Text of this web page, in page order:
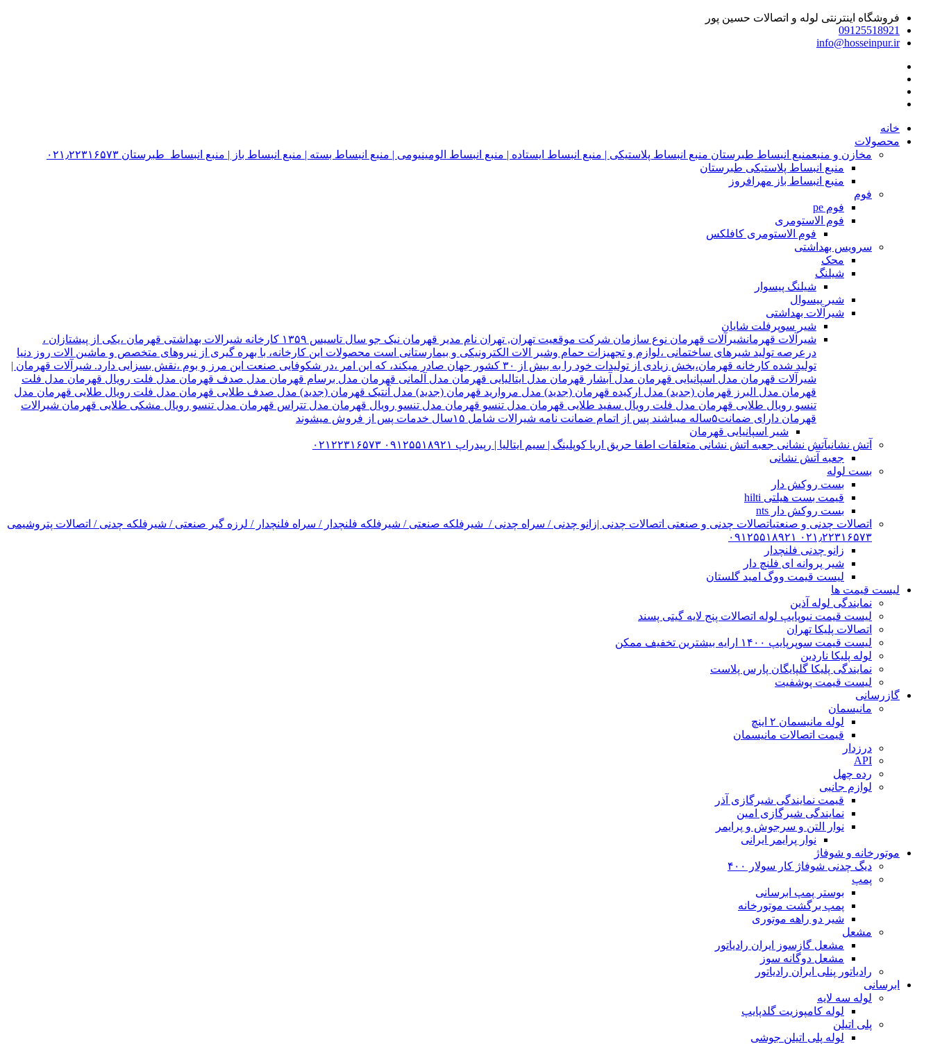
فروشگاه اینترنتی لوله و اتصالات حسین پور
09125518921
info@hosseinpur.ir
خانه
محصولات
مخازن و منبعمنبع انبساط طبرستان منبع انبساط پلاستیکی | منبع انبساط ایستاده | منبع انبساط الومینیومی | منبع انبساط بسته | منبع انبساط باز | منبع انبساط طبرستان ۰۲۱٫۲۲۳۱۶۵۷۳
منبع انبساط پلاستیکی طبرستان
منبع انبساط باز مهرافروز
فوم
فوم pe
فوم الاستومری
فوم الاستومری کافلکس
سرویس بهداشتی
محک
شیلنگ
شیلنگ پیسوار
شیر پیسوال
شیرآلات بهداشتی
شیر سوپرفلت شایان
شیرآلات قهرمان
شیرآلات قهرمان نوع سازمان شرکت موقعیت تهران, تهران نام مدیر قهرمان نیک جو سال تاسیس ۱۳۵۹ کارخانه شیرالات بهداشتی قهرمان ،یکی از پیشتازان ،
درعرصه تولید شیرهای ساختمانی ،لوازم و تجهیزات حمام وشیر الات الکترونیکی و بیمارستانی است محصولات این کارخانه، با بهره گیری از نیروهای متخصص و ماشین الات روز دنیا
تولید شده کارخانه قهرمان،بخش زیادی از تولیدات خود را به بیش از ۳۰ کشور جهان صادر میکند، که این امر ،در شکوفایی صنعت این مرز و بوم ،نقش بسزایی دارد. شیرآلات قهرمان |
شیرآلات قهرمان مدل اسپانیایی قهرمان مدل آبشار قهرمان مدل ایتالیایی قهرمان مدل آلمانی قهرمان مدل برسام قهرمان مدل صدف قهرمان مدل فلت رویال قهرمان مدل فلت
قهرمان مدل البرز قهرمان (جدید) مدل ارکیده قهرمان (جدید) مدل مروارید قهرمان (جدید) مدل آنتیک قهرمان (جدید) مدل صدف طلایی قهرمان مدل فلت رویال طلایی قهرمان مدل
تنسو رویال طلایی قهرمان مدل فلت رویال سفید طلایی قهرمان مدل تنسو قهرمان مدل تنسو رویال قهرمان مدل تتراس قهرمان مدل تنسو رویال مشکی طلایی قهرمان شیرالات
قهرمان دارای ضمانت۵ساله میباشند پس از اتمام ضمانت نامه شیرالات شامل ۱۵سال خدمات پس از فروش میشوند
شیر اسپانیایی قهرمان
آتش نشانیآتش نشانی جعبه اتش نشانی متعلقات اطفا حریق اریا کوپلینگ | سیم ایتالیا | رپیدراپ ۰۹۱۲۵۵۱۸۹۲۱ ۰۲۱۲۲۳۱۶۵۷۳
جعبه آتش نشانی
بست لوله
بست روکش دار
قیمت بست هیلتی hilti
بست روکش دار nts
اتصالات چدنی و صنعتیاتصالات چدنی و صنعتی اتصالات چدنی |زانو چدنی / سراه چدنی / شیرفلکه صنعتی / شیرفلکه فلنچدار / سراه فلنچدار / لرزه گیر صنعتی / شیرفلکه چدنی / اتصالات پتروشیمی
۰۲۱٫۲۲۳۱۶۵۷۳ ۰۹۱۲۵۵۱۸۹۲۱
زانو چدنی فلنچدار
شیر پروانه ای فلنچ دار
لیست قیمت ووگ امید گلستان
لیست قیمت ها
نمایندگی لوله آذین
لیست قیمت نیوپایپ لوله اتصالات پنج لایه گیتی پسند
اتصالات پلیکا تهران
لیست قیمت سوپرپایپ ۱۴۰۰ ارایه بیشترین تخفیف ممکن
لوله پلیکا ناردین
نمایندگی پلیکا گلپایگان پارس پلاست
لیست قیمت پوشفیت
گازرسانی
مانیسمان
لوله مانیسمان ۲ اینچ
قیمت اتصالات مانیسمان
درزدار
API
رده چهل
لوازم جانبی
قیمت نمایندگی شیرگازی آذر
نمایندگی شیرگازی امین
نوار التن و سرجوش و پرایمر
نوار پرایمر ایرانی
موتورخانه و شوفاژ
دیگ چدنی شوفاژ کار سولار ۴۰۰
پمپ
بوستر پمپ ابرسانی
پمپ برگشت موتورخانه
شیر دو راهه موتوری
مشعل
مشعل گازسوز ایران رادیاتور
مشعل دوگانه سوز
رادیاتور پنلی ایران رادیاتور
ابرسانی
لوله سه لایه
لوله کامپوزیت گلدپایپ
پلی اتیلن
لوله پلی اتیلن جوشی